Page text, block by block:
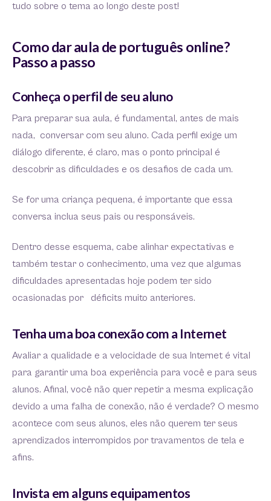
tudo sobre o tema ao longo deste post!
Como dar aula de português online?
Passo a passo
Conheça o perfil de seu aluno
Para preparar sua aula, é fundamental, antes de mais
nada, conversar com seu aluno. Cada perfil exige um
diálogo diferente, é claro, mas o ponto principal é
descobrir as dificuldades e os desafios de cada um.
Se for uma criança pequena, é importante que essa
conversa inclua seus pais ou responsáveis.
Dentro desse esquema, cabe alinhar expectativas e
também testar o conhecimento, uma vez que algumas
dificuldades apresentadas hoje podem ter sido
ocasionadas por déficits muito anteriores.
Tenha uma boa conexão com a Internet
Avaliar a qualidade e a velocidade de sua Internet é vital
para garantir uma boa experiência para você e para seus
alunos. Afinal, você não quer repetir a mesma explicação
devido a uma falha de conexão, não é verdade? O mesmo
acontece com seus alunos, eles não querem ter seus
aprendizados interrompidos por travamentos de tela e
afins.
Invista em alguns equipamentos